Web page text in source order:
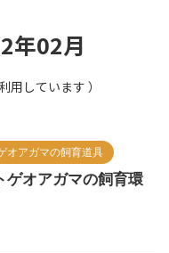
年02月
オアガマの飼育道具
ゲオアガマの飼育環